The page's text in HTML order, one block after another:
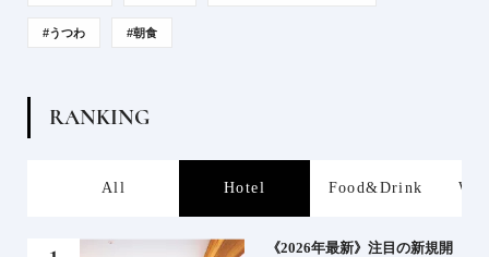
#うつわ #朝食
RANKING
All Hotel Food&Drink
《2026年最新》注目の新規開